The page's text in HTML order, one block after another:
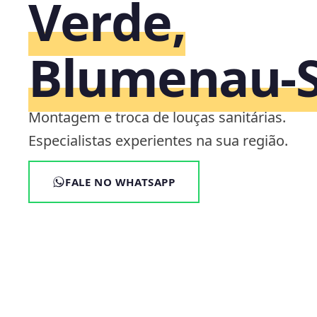
Verde,
Montagem e troca de louças sanitárias.
Especialistas experientes na sua região.
FALE NO WHATSAPP